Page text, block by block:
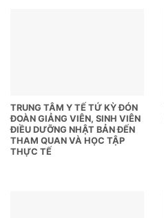
TRUNG TÂM Y TẾ TỨ KỲ ĐÓN
ĐOÀN GIẢNG VIÊN, SINH VIÊN
ĐIỀU DƯỠNG NHẬT BẢN ĐẾN
THAM QUAN VÀ HỌC TẬP
THỰC TẾ